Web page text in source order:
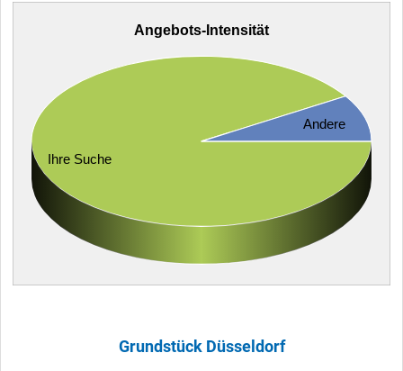
Angebots-Intensität
Ihre Suche
Andere
Grundstück Düsseldorf